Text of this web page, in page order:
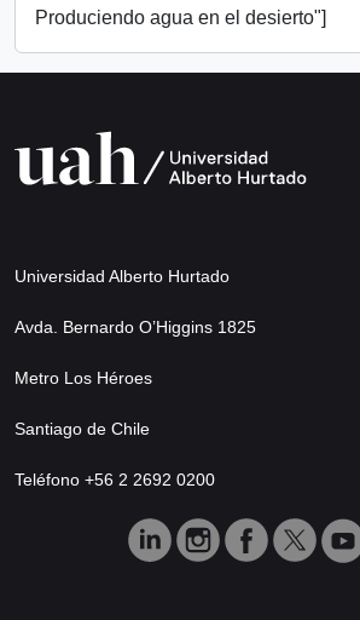
Produciendo agua en el desierto"]
Universidad Alberto Hurtado
Avda. Bernardo O’Higgins 1825
Metro Los Héroes
Santiago de Chile
Teléfono +56 2 2692 0200